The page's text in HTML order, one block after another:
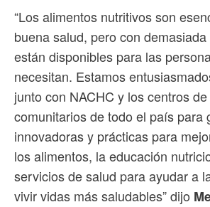
“Los alimentos nutritivos son
buena salud, pero con
están disponibles para las
necesitan. Estamos
junto con NACHC y los centros
comunitarios de todo el país para
innovadoras y prácticas para
los alimentos, la educación
servicios de salud para ayudar a
vivir vidas más saludables” dijo